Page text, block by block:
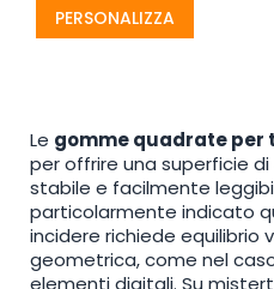
PERSONALIZZA
Le gomme quadrate per
per offrire una superficie
stabile e facilmente
particolarmente indicato
incidere richiede equilibrio
geometrica, come nel
elementi digitali. Su